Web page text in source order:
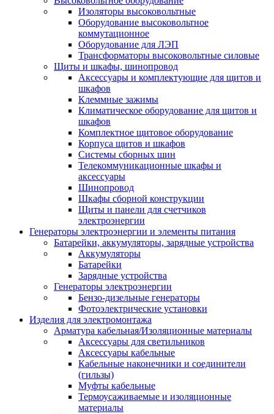
Изоляторы высоковольтные
Оборудование высоковольтное
коммутационное
Оборудование для ЛЭП
Трансформаторы высоковольтные силовые
Щиты и шкафы, шинопровод
Аксессуары и комплектующие для щитов и
шкафов
Клеммные зажимы
Климатическое оборудование для щитов и
шкафов
Комплектное щитовое оборудование
Корпуса щитов и шкафов
Системы сборных шин
Телекоммуникационные шкафы и
аксессуары
Шинопровод
Шкафы сборной конструкции
Щиты и панели для счетчиков
электроэнергии
Генераторы электроэнергии и элементы питания
Батарейки, аккумуляторы, зарядные устройства
Аккумуляторы
Батарейки
Зарядные устройства
Генераторы электроэнергии
Бензо-дизельные генераторы
Фотоэлектрические установки
Изделия для электромонтажа
Арматура кабельная/Изоляционные материалы
Аксессуары для светильников
Аксессуары кабельные
Кабельные наконечники и соединители
(гильзы)
Муфты кабельные
Термоусаживаемые и изоляционные
материалы